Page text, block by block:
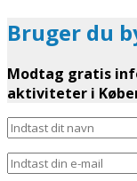
Bruger du
Modtag gratis
aktiviteter i